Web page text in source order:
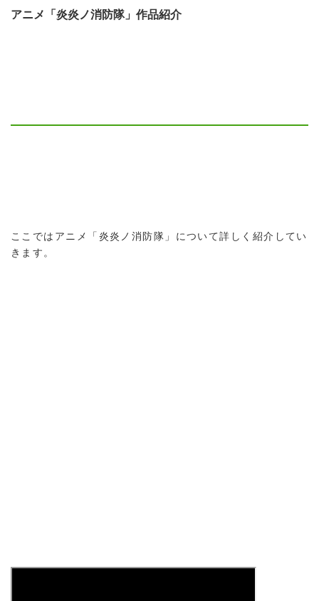
アニメ「炎炎ノ消防隊」作品紹介
ここではアニメ「炎炎ノ消防隊」について詳しく紹介してい
きます。